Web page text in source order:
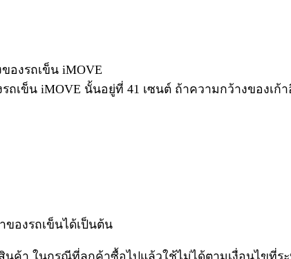
องรถเข็น iMOVE
เข็น iMOVE นั้นอยู่ที่ 41 เซนต์ ถ้าความกว้างของเก้
ของรถเข็นได้เป็นต้น
ค้า ในกรณีที่ลูกค้าซื้อไปแล้วใช้ไม่ได้ตามเงื่อนไขที่ร